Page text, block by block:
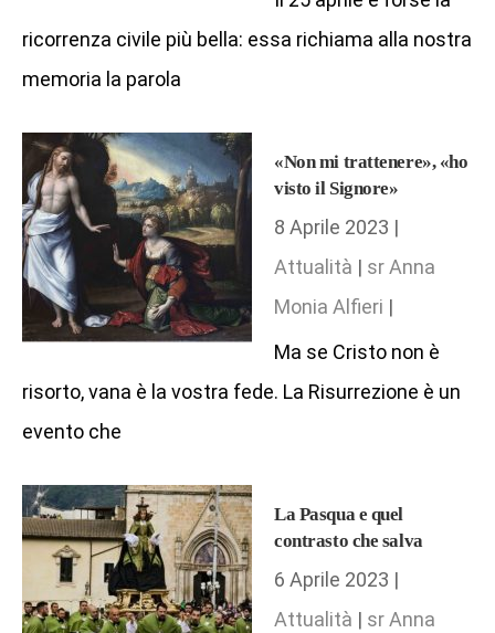
ricorrenza civile più bella: essa richiama alla nostra
memoria la parola
«Non mi trattenere», «ho
visto il Signore»
8 Aprile 2023 |
Attualità | sr Anna
Monia Alfieri |
Ma se Cristo non è
risorto, vana è la vostra fede. La Risurrezione è un
evento che
La Pasqua e quel
contrasto che salva
6 Aprile 2023 |
Attualità | sr Anna